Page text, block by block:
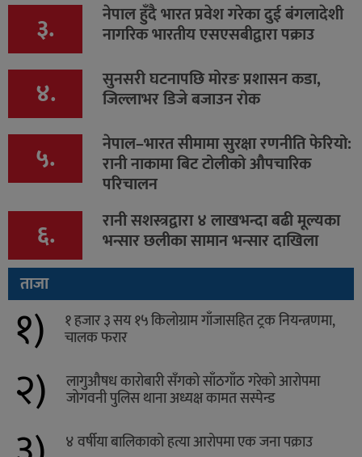
३. नेपाल हुँदै भारत प्रवेश गरेका दुई बंगलादेशी
नागरिक भारतीय एसएसबीद्वारा पक्राउ
४. सुनसरी घटनापछि मोरङ प्रशासन कडा,
जिल्लाभर डिजे बजाउन रोक
५. नेपाल–भारत सीमामा सुरक्षा रणनीति फेरियो:
रानी नाकामा बिट टोलीको औपचारिक
परिचालन
६. रानी सशस्त्रद्वारा ४ लाखभन्दा बढी मूल्यका
भन्सार छलीका सामान भन्सार दाखिला
ताजा
१) १ हजार ३ सय १५ किलोग्राम गाँजासहित ट्रक नियन्त्रणमा,
चालक फरार
२) लागुऔषध कारोबारी सँगको साँठगाँठ गरेको आरोपमा
जोगवनी पुलिस थाना अध्यक्ष कामत सस्पेन्ड
४ वर्षीया बालिकाको हत्या आरोपमा एक जना पक्राउ